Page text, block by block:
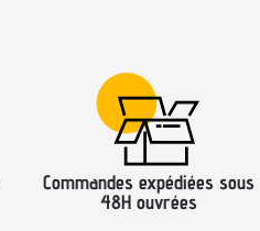
Commandes expédiées sous
48H ouvrées